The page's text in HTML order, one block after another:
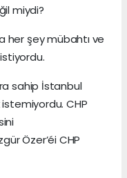
miydi?
her şey mübahtı ve
sahip İstanbul
istemiyordu. CHP
Özer’éi CHP